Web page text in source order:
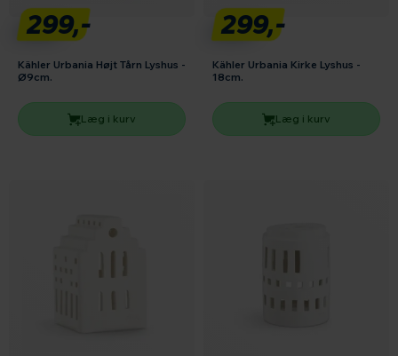
299,-
Kähler Urbania Højt Tårn Lyshus -
Ø9cm.
Læg i kurv
299,-
Kähler Urbania Kirke Lyshus -
18cm.
Læg i kurv